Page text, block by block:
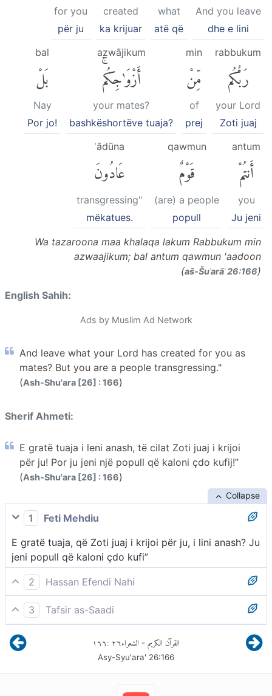
And you leave
dhe e lini
what
atë që
created
ka krijuar
for you
për ju
rabbukum
رَبُّكُم
your Lord
Zoti juaj
min
مِّنْ
of
prej
azwājikum
أَزْوَٰجِكُمۚ
your mates?
bashkëshortëve tuaja?
bal
بَلْ
Nay
Por jo!
antum
أَنتُمْ
you
Ju jeni
qawmun
قَوْمٌ
(are) a people
popull
ʿādūna
عَادُونَ
transgressing"
mëkatues.
Wa tazaroona maa khalaqa lakum Rabbukum min
azwaajikum; bal antum qawmun 'aadoon
(aš-Šuʿarāʾ 26:166)
English Sahih:
Ads by Muslim Ad Network
And leave what your Lord has created for you as
mates? But you are a people transgressing."
(Ash-Shu'ara [26] : 166)
Sherif Ahmeti:
E gratë tuaja i leni anash, të cilat Zoti juaj i krijoi
për ju! Por ju jeni një popull që kaloni çdo kufij!”
(Ash-Shu'ara [26] : 166)
Collapse
1
Feti Mehdiu
E gratë tuaja, që Zoti juaj i krijoi për ju, i lini anash? Ju
jeni popull që kaloni çdo kufi”
2
Hassan Efendi Nahi
e i lini mënjanë gratë tuaja, të cilat Zoti juaj i ka krijuar
bashkëshorte për ju?! Njëmend, ju jeni popull që
kaloni çdo kufi të së keqes.”
3
Tafsir as-Saadi
Nga të gjitha krijesat e kësaj bote, ju po shkoni pas
meshkujve dhe lini mënjanë ato, të cilat Zoti juaj i
krijoi si bashkëshorte për ju?! Ju jeni vërtet një popull
që kalon çdo kufi (të së keqes).” - Ata parapëlqenin
marrëdhëniet homoseksuale, aq të ulët, të poshtër
القرآن الكريم - الشعراء٢٦:١٦٦
Asy-Syu'ara' 26:166